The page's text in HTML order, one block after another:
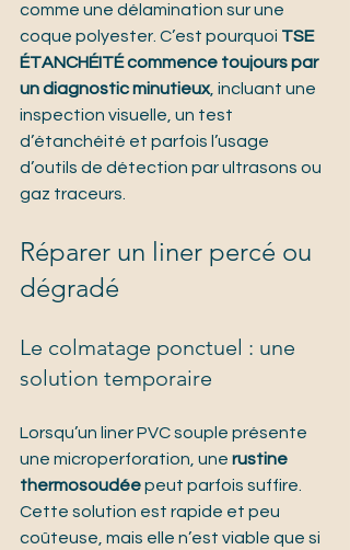
comme une délamination sur une
coque polyester. C’est pourquoi TSE
ÉTANCHÉITÉ commence toujours par
un diagnostic minutieux, incluant une
inspection visuelle, un test
d’étanchéité et parfois l’usage
d’outils de détection par ultrasons ou
gaz traceurs.
Réparer un liner percé ou
dégradé
Le colmatage ponctuel : une
solution temporaire
Lorsqu’un liner PVC souple présente
une microperforation, une rustine
thermosoudée peut parfois suffire.
Cette solution est rapide et peu
coûteuse, mais elle n’est viable que si